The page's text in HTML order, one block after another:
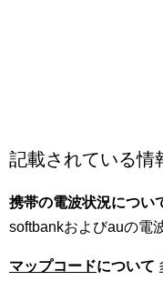
記載されている情
携帯の電波状況につい
softbankおよびauの電
マップコードについて